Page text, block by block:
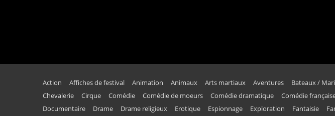
Action Affiches de festival Animation Animaux Arts martiaux Aventures Bateaux /
Chevalerie
Cirque Comédie Comédie de moeurs Comédie dramatique Comédie
Documentaire
Drame Drame religieux Erotique Espionnage Exploration Fantaisie